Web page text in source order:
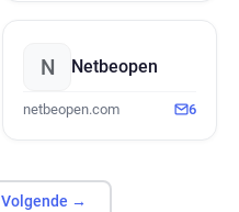
N Netbeopen
netbeopen.com 6
Volgende →